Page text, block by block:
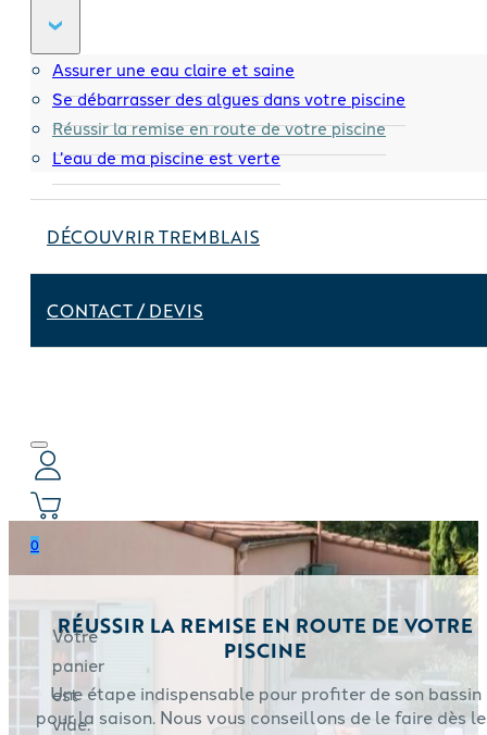
Assurer une eau claire et saine
Se débarrasser des algues dans votre piscine
Réussir la remise en route de votre piscine
L’eau de ma piscine est verte
DÉCOUVRIR TREMBLAIS
CONTACT / DEVIS
0
Votre
panier
est
vide.
RÉUSSIR LA REMISE EN ROUTE DE VOTRE
PISCINE
Une étape indispensable pour profiter de son bassin
pour la saison. Nous vous conseillons de le faire dès